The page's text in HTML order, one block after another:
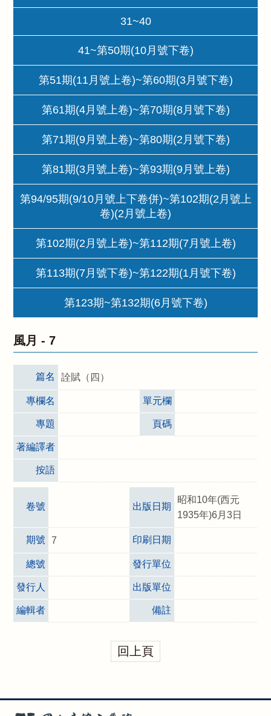
31~40
41~第50期(10月號下卷)
第51期(11月號上卷)~第60期(3月號下卷)
第61期(4月號上卷)~第70期(8月號下卷)
第71期(9月號上卷)~第80期(2月號下卷)
第81期(3月號上卷)~第93期(9月號上卷)
第94/95期(9/10月號上下卷併)~第102期(2月號上
卷)(2月號上卷)
第102期(2月號上卷)~第112期(7月號上卷)
第113期(7月號下卷)~第122期(1月號下卷)
第123期~第132期(6月號下卷)
風月 -7
篇名 詮賦（四）
專欄名 單元欄
專題 頁碼
著編譯者
按語
卷號 出版日期
昭和10年(西元
1935年)6月3日
期號 7 印刷日期
總號 發行單位
發行人 出版單位
編輯者 備註
回上頁